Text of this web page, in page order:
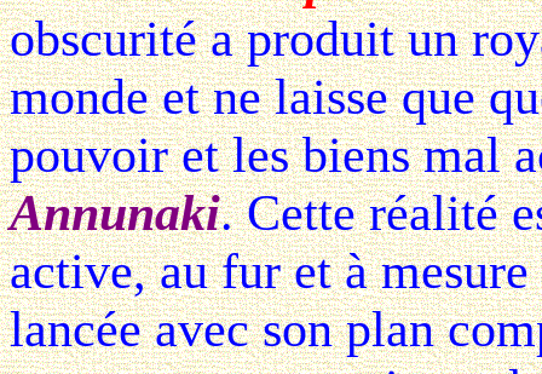
obscurité a produit un
monde et ne laisse que
pouvoir et les biens mal
Annunaki. Cette réalité
active, au fur et à
lancée avec son plan